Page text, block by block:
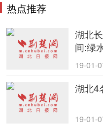
热点推荐
湖北
间:绿
19-01-
湖北4
19-01-